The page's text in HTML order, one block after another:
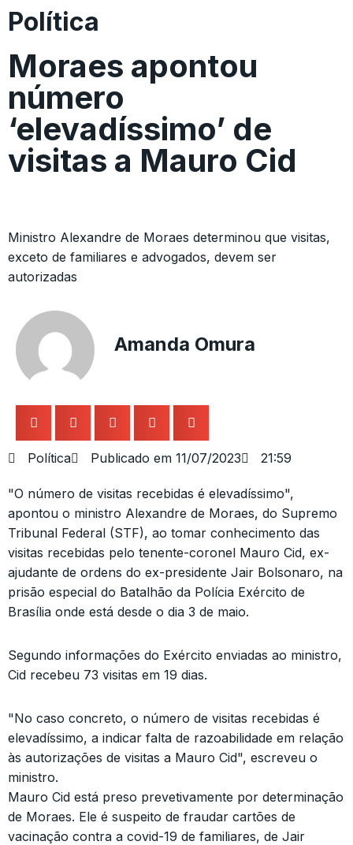
Política
Moraes apontou
número
‘elevadíssimo’ de
visitas a Mauro Cid
Ministro Alexandre de Moraes determinou que visitas,
exceto de familiares e advogados, devem ser
autorizadas
Amanda Omura
Política Publicado em 11/07/2023 21:59
"O número de visitas recebidas é elevadíssimo",
apontou o ministro Alexandre de Moraes, do Supremo
Tribunal Federal (STF), ao tomar conhecimento das
visitas recebidas pelo tenente-coronel Mauro Cid, ex-
ajudante de ordens do ex-presidente Jair Bolsonaro, na
prisão especial do Batalhão da Polícia Exército de
Brasília onde está desde o dia 3 de maio.
Segundo informações do Exército enviadas ao ministro,
Cid recebeu 73 visitas em 19 dias.
"No caso concreto, o número de visitas recebidas é
elevadíssimo, a indicar falta de razoabilidade em relação
às autorizações de visitas a Mauro Cid", escreveu o
ministro.
Mauro Cid está preso prevetivamente por determinação
de Moraes. Ele é suspeito de fraudar cartões de
vacinação contra a covid-19 de familiares, de Jair